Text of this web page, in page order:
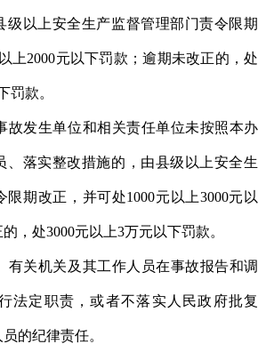
级以上安全生产监督管理部门责令限期
上2000元以下罚款；逾期未改正的，处
罚款。
生单位和相关责任单位未按照本办
、落实整改措施的，由县级以上安全生
限期改正，并可处1000元以上3000元以
，处3000元以上3万元以下罚款。
关及其工作人员在事故报告和调
法定职责，或者不落实人民政府批复
的纪律责任。